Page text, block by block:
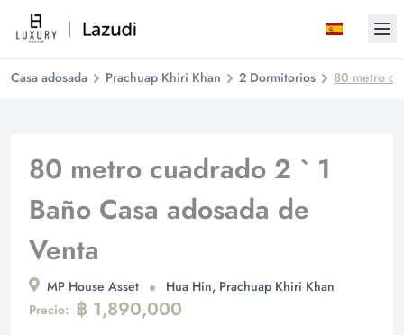
Casa adosada Prachuap Khiri Khan 2 Dormitorios 80 metro
80 metro cuadrado 2 ` 1
Baño Casa adosada de
Venta
MP House Asset
Hua Hin, Prachuap Khiri Khan
Precio: ฿ 1,890,000